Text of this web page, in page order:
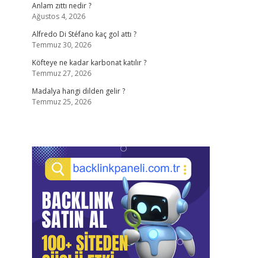
Anlam zıttı nedir ?
Ağustos 4, 2026
Alfredo Di Stéfano kaç gol attı ?
Temmuz 30, 2026
Köfteye ne kadar karbonat katılır ?
Temmuz 27, 2026
Madalya hangi dilden gelir ?
Temmuz 25, 2026